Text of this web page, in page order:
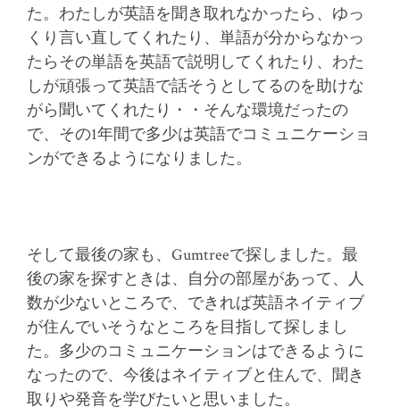
た。わたしが英語を聞き取れなかったら、ゆっ
くり言い直してくれたり、単語が分からなかっ
たらその単語を英語で説明してくれたり、わた
しが頑張って英語で話そうとしてるのを助けな
がら聞いてくれたり・・そんな環境だったの
で、その1年間で多少は英語でコミュニケーショ
ンができるようになりました。
そして最後の家も、Gumtreeで探しました。最
後の家を探すときは、自分の部屋があって、人
数が少ないところで、できれば英語ネイティブ
が住んでいそうなところを目指して探しまし
た。多少のコミュニケーションはできるように
なったので、今後はネイティブと住んで、聞き
取りや発音を学びたいと思いました。